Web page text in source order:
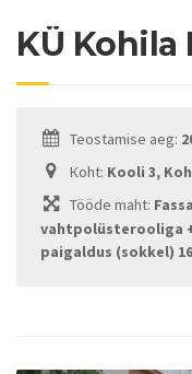
KÜ Kohila
Teostamise aeg:
Кoht: Kooli 3,
Tööde maht:
vahtpolüsterooliga
paigaldus (sokkel)